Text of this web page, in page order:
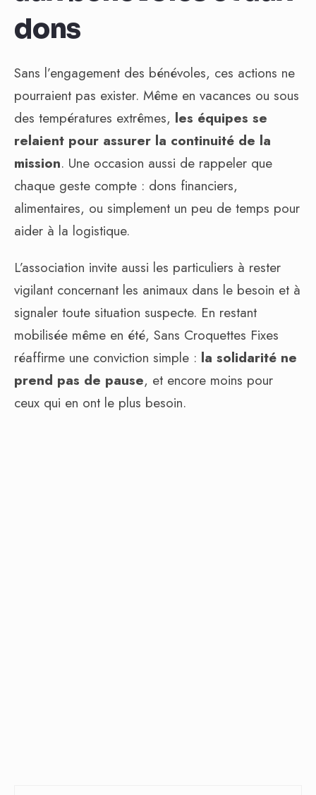
dons
Sans l’engagement des bénévoles, ces actions ne
pourraient pas exister. Même en vacances ou sous
des températures extrêmes, les équipes se
relaient pour assurer la continuité de la
mission. Une occasion aussi de rappeler que
chaque geste compte : dons financiers,
alimentaires, ou simplement un peu de temps pour
aider à la logistique.
L’association invite aussi les particuliers à rester
vigilant concernant les animaux dans le besoin et à
signaler toute situation suspecte. En restant
mobilisée même en été, Sans Croquettes Fixes
réaffirme une conviction simple : la solidarité ne
prend pas de pause, et encore moins pour
ceux qui en ont le plus besoin.